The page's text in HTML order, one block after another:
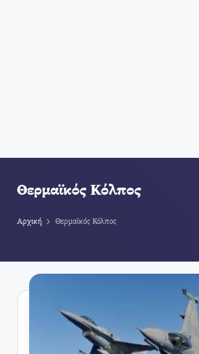
Θερμαϊκός Κόλπος
Αρχική Θερμαϊκός Κόλπος